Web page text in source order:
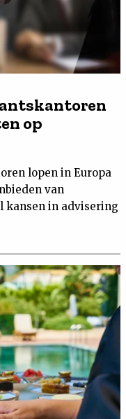
op
lopen in Europa
van
kansen in advisering